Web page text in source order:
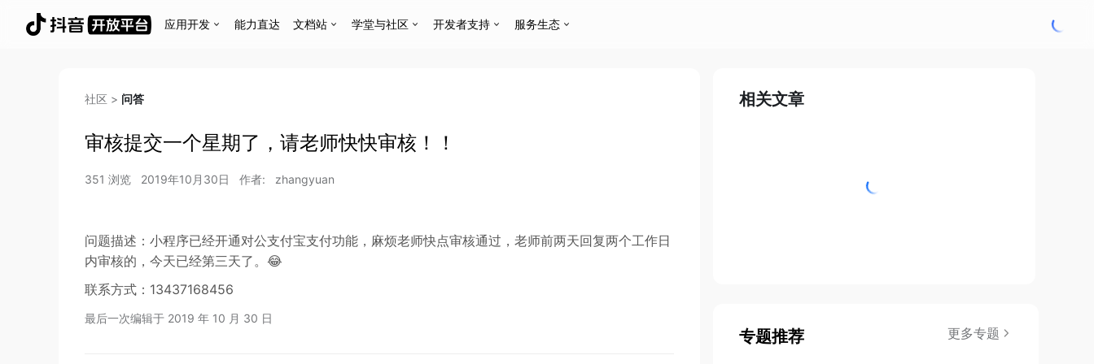
应用开发 能力直达 文档站 学堂与社区 开发者支持 服务生态
社区 > 问答
审核提交一个星期了，请老师快快审核！！
351 浏览 2019年10月30日 作者: zhangyuan
问题描述：小程序已经开通对公支付宝支付功能，麻烦老师快点审核通过，老师前两天回复两个工作日
内审核的，今天已经第三天了。😂
联系方式：13437168456
最后一次编辑于 2019 年 10 月 30 日
相关文章
专题推荐 更多专题